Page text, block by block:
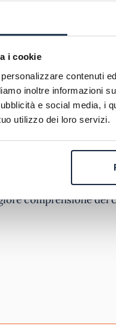
i cookie
contenuti
inoltre informazioni
e social media, i
utilizzo dei loro servizi.
si presentino
di
valido, come una
potrebbero
le istruzioni fornite
una vasta gamma
online Unidav sono
studenti possono
e chat,
comprensione dei